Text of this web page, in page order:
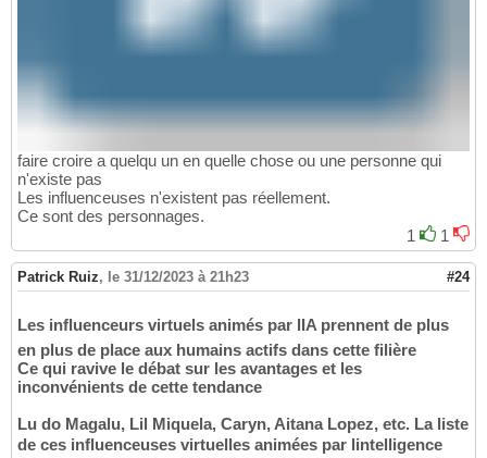
faire croire a quelqu un en quelle chose ou une personne qui
n'existe pas
Les influenceuses n'existent pas réellement.
Ce sont des personnages.
1
1
Patrick Ruiz, le 31/12/2023 à 21h23 #24
Les influenceurs virtuels animés par lIA prennent de plus
en plus de place aux humains actifs dans cette filière
Ce qui ravive le débat sur les avantages et les
inconvénients de cette tendance
Lu do Magalu, Lil Miquela, Caryn, Aitana Lopez, etc. La liste
de ces influenceuses virtuelles animées par lintelligence